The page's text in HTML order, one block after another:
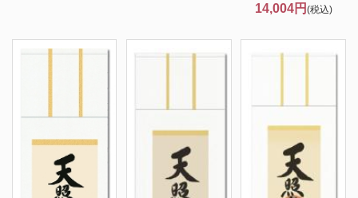
14,004円 (税込)